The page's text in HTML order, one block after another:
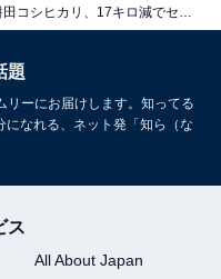
題
リーにお届けします。知ってる
なれる、ネット発「知ら（な
ス
All About Japan